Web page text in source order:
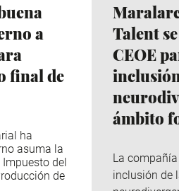
a
final de
ha
asuma la
del
de
Talent
CEOE
ámbito
La
inclusión de